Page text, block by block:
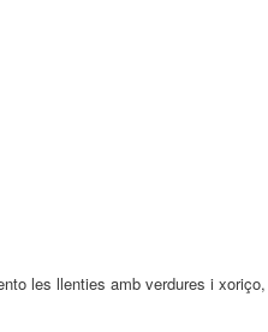
les llenties amb verdures i